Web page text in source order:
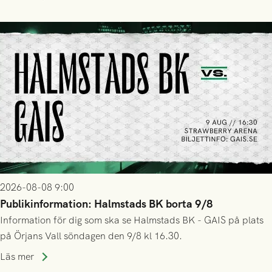
2026-08-08 9:00
Publikinformation: Halmstads BK borta 9/8
Information för dig som ska se Halmstads BK - GAIS på plats
på Örjans Vall söndagen den 9/8 kl 16.30.
Läs mer